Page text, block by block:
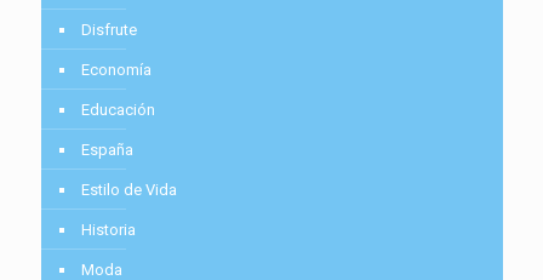
Disfrute
Economía
Educación
España
Estilo de Vida
Historia
Moda